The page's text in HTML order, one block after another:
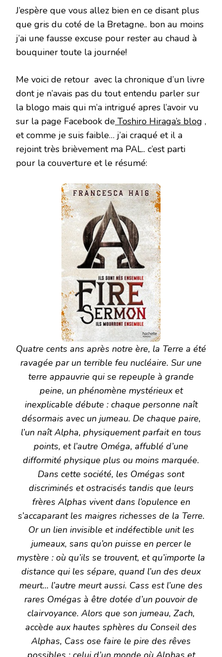
J’espère que vous allez bien en ce disant plus
que gris du coté de la Bretagne.. bon au moins
j’ai une fausse excuse pour rester au chaud à
bouquiner toute la journée!
Me voici de retour avec la chronique d’un livre
dont je n’avais pas du tout entendu parler sur
la blogo mais qui m’a intrigué apres l’avoir vu
sur la page Facebook de Toshiro Hiraga’s blog ,
et comme je suis faible… j’ai craqué et il a
rejoint très brièvement ma PAL.. c’est parti
pour la couverture et le résumé:
Quatre cents ans après notre ère, la Terre a été
ravagée par un terrible feu nucléaire. Sur une
terre appauvrie qui se repeuple à grande
peine, un phénomène mystérieux et
inexplicable débute : chaque personne naît
désormais avec un jumeau. De chaque paire,
l’un naît Alpha, physiquement parfait en tous
points, et l’autre Oméga, affublé d’une
difformité physique plus ou moins marquée.
Dans cette société, les Omégas sont
discriminés et ostracisés tandis que leurs
frères Alphas vivent dans l’opulence en
s’accaparant les maigres richesses de la Terre.
Or un lien invisible et indéfectible unit les
jumeaux, sans qu’on puisse en percer le
mystère : où qu’ils se trouvent, et qu’importe la
distance qui les sépare, quand l’un des deux
meurt… l’autre meurt aussi. Cass est l’une des
rares Omégas à être dotée d’un pouvoir de
clairvoyance. Alors que son jumeau, Zach,
accède aux hautes sphères du Conseil des
Alphas, Cass ose faire le pire des rêves